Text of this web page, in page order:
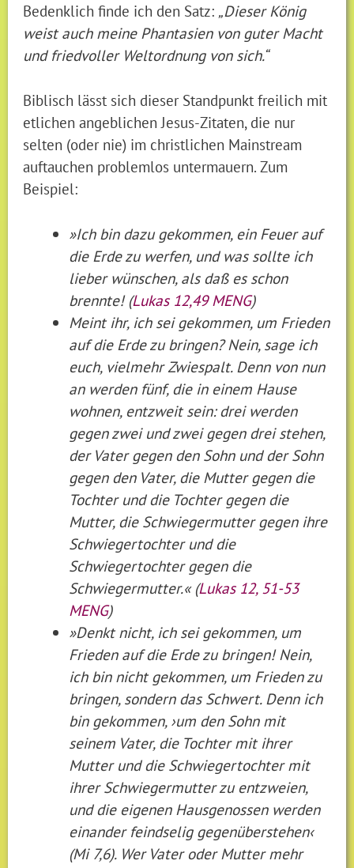
Bedenklich finde ich den Satz: „Dieser König
weist auch meine Phantasien von guter Macht
und friedvoller Weltordnung von sich.“
Biblisch lässt sich dieser Standpunkt freilich mit
etlichen angeblichen Jesus-Zitaten, die nur
selten (oder nie) im christlichen Mainstream
auftauchen problemlos untermauern. Zum
Beispiel:
»Ich bin dazu gekommen, ein Feuer auf
die Erde zu werfen, und was sollte ich
lieber wünschen, als daß es schon
brennte! (Lukas 12,49 MENG)
Meint ihr, ich sei gekommen, um Frieden
auf die Erde zu bringen? Nein, sage ich
euch, vielmehr Zwiespalt. Denn von nun
an werden fünf, die in einem Hause
wohnen, entzweit sein: drei werden
gegen zwei und zwei gegen drei stehen,
der Vater gegen den Sohn und der Sohn
gegen den Vater, die Mutter gegen die
Tochter und die Tochter gegen die
Mutter, die Schwiegermutter gegen ihre
Schwiegertochter und die
Schwiegertochter gegen die
Schwiegermutter.« (Lukas 12, 51-53
MENG)
»Denkt nicht, ich sei gekommen, um
Frieden auf die Erde zu bringen! Nein,
ich bin nicht gekommen, um Frieden zu
bringen, sondern das Schwert. Denn ich
bin gekommen, ›um den Sohn mit
seinem Vater, die Tochter mit ihrer
Mutter und die Schwiegertochter mit
ihrer Schwiegermutter zu entzweien,
und die eigenen Hausgenossen werden
einander feindselig gegenüberstehen‹
(Mi 7,6). Wer Vater oder Mutter mehr